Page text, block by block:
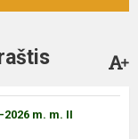
m. m. II